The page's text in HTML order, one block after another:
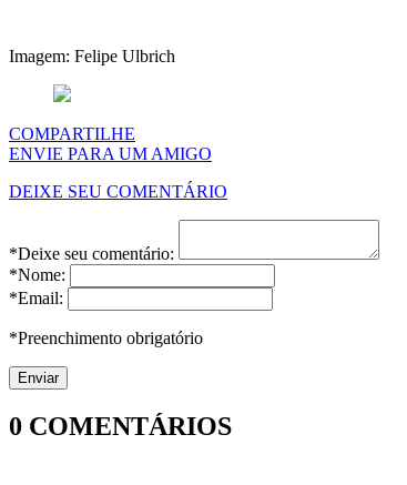
Imagem: Felipe Ulbrich
COMPARTILHE
ENVIE PARA UM AMIGO
DEIXE SEU COMENTÁRIO
*Deixe seu comentário:
*Nome:
*Email:
*Preenchimento obrigatório
0 COMENTÁRIOS